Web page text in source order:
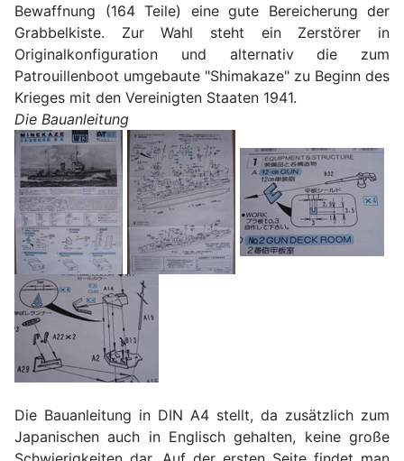
Bewaffnung (164 Teile) eine gute Bereicherung der
Grabbelkiste. Zur Wahl steht ein Zerstörer in
Originalkonfiguration und alternativ die zum
Patrouillenboot umgebaute "Shimakaze" zu Beginn des
Krieges mit den Vereinigten Staaten 1941.
Die Bauanleitung
Die Bauanleitung in DIN A4 stellt, da zusätzlich zum
Japanischen auch in Englisch gehalten, keine große